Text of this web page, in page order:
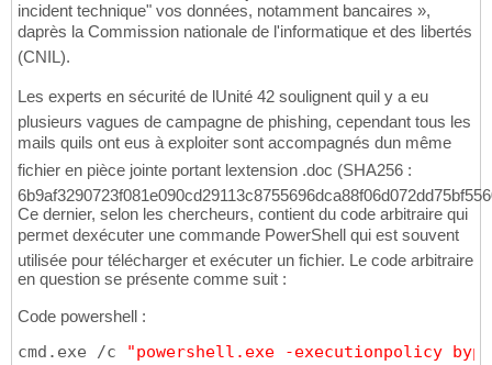
incident technique" vos données, notamment bancaires »,
daprès la Commission nationale de l'informatique et des libertés
(CNIL).
Les experts en sécurité de lUnité 42 soulignent quil y a eu
plusieurs vagues de campagne de phishing, cependant tous les
mails quils ont eus à exploiter sont accompagnés dun même
fichier en pièce jointe portant lextension .doc (SHA256 :
Ce dernier, selon les chercheurs, contient du code arbitraire qui
permet dexécuter une commande PowerShell qui est souvent
utilisée pour télécharger et exécuter un fichier. Le code arbitraire
en question se présente comme suit :
Code powershell :
cmd.exe /c "powershell.exe -executionpolicy